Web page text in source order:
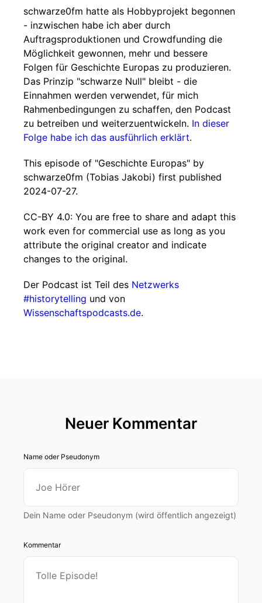
schwarze0fm hatte als Hobbyprojekt begonnen
- inzwischen habe ich aber durch
Auftragsproduktionen und Crowdfunding die
Möglichkeit gewonnen, mehr und bessere
Folgen für Geschichte Europas zu produzieren.
Das Prinzip "schwarze Null" bleibt - die
Einnahmen werden verwendet, für mich
Rahmenbedingungen zu schaffen, den Podcast
zu betreiben und weiterzuentwickeln. In dieser
Folge habe ich das ausführlich erklärt.
This episode of "Geschichte Europas" by
schwarze0fm (Tobias Jakobi) first published
2024-07-27.
CC-BY 4.0: You are free to share and adapt this
work even for commercial use as long as you
attribute the original creator and indicate
changes to the original.
Der Podcast ist Teil des Netzwerks
#historytelling und von
Wissenschaftspodcasts.de.
Neuer Kommentar
Name oder Pseudonym
Dein Name oder Pseudonym (wird öffentlich angezeigt)
Kommentar